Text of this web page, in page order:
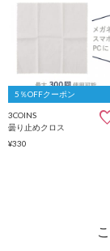
5％OFFクーポン
3COINS
曇り止めクロス
¥330